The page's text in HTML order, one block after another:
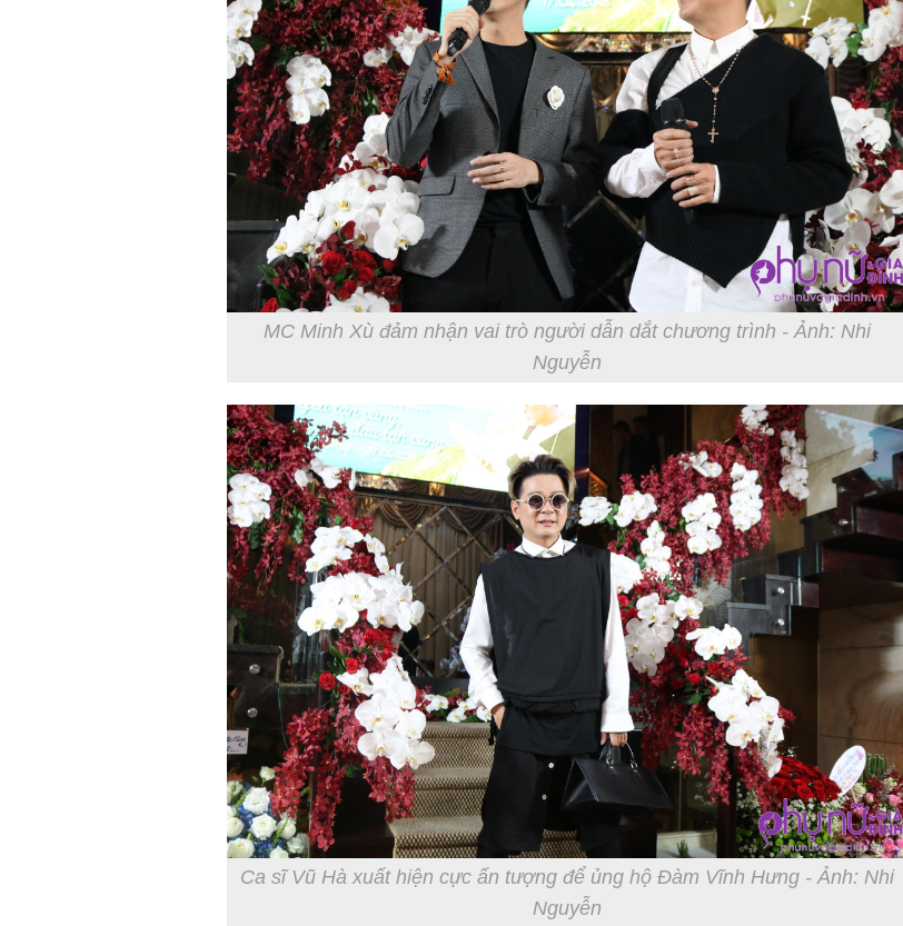
MC Minh Xù đảm nhận vai trò người dẫn dắt chương trình - Ảnh: Nhi
Nguyễn
Ca sĩ Vũ Hà xuất hiện cực ấn tượng để ủng hộ Đàm Vĩnh Hưng - Ảnh: Nhi
Nguyễn